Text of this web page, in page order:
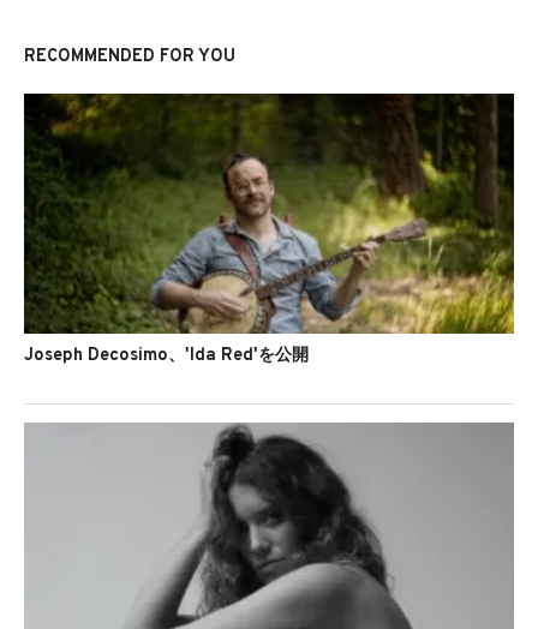
RECOMMENDED FOR YOU
Joseph Decosimo、'Ida Red'を公開